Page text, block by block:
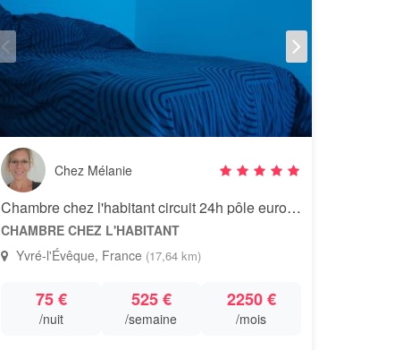
Chez Mélanie
Chambre chez l'habitant circuit 24h pôle européen du cheval
CHAMBRE CHEZ L'HABITANT
Yvré-l'Évêque, France (17,64 km)
75 €
/nuit
525 €
/semaine
2250 €
/mois